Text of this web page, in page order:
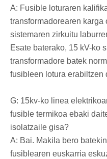
A: Fusible loturaren
transformadorearen karga
sistemaren zirkuitu
Esate baterako, 15 kV-ko
transformadore batek
fusibleen lotura erabiltzen
G: 15kv-ko linea
fusible termikoa ebaki
isolatzaile gisa?
A: Bai. Makila bero
fusiblearen euskarria